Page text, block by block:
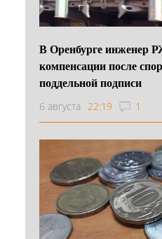
В Оренбурге инженер
компенсации после
поддельной подписи
6 августа 22:19 1